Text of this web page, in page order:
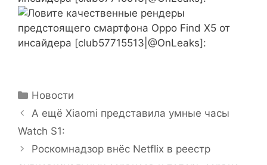
Рубрики
Новости
А ещё Xiaomi представила умные часы
Watch S1:
Роскомнадзор внёс Netflix в реестр